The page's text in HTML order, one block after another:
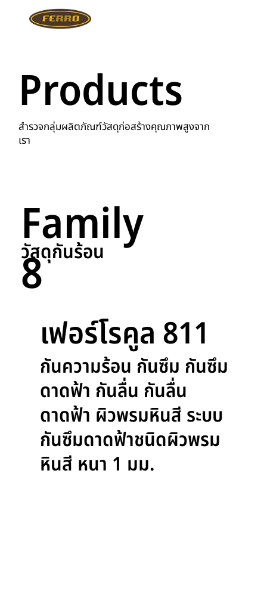
Products
สำรวจกลุ่มผลิตภัณฑ์วัสดุก่อสร้างคุณภาพสูงจาก
เรา
Family
8
วัสดุกันร้อน
เฟอร์โรคูล 811
กันความร้อน กันซึม กันซึม
ดาดฟ้า กันลื่น กันลื่น
ดาดฟ้า ผิวพรมหินสี ระบบ
กันซึมดาดฟ้าชนิดผิวพรม
หินสี หนา 1 มม.